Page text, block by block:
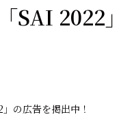
SAI 2022
の広告を掲出中！